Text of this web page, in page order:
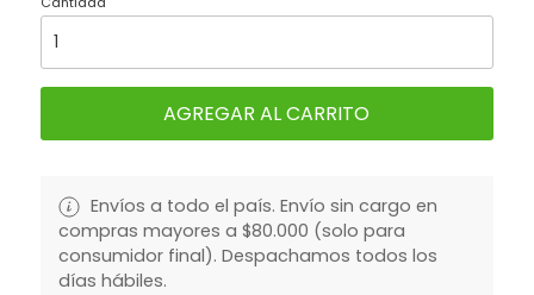
AGREGAR AL CARRITO
Envíos a todo el país. Envío sin cargo en
compras mayores a $80.000 (solo para
consumidor final). Despachamos todos los
días hábiles.